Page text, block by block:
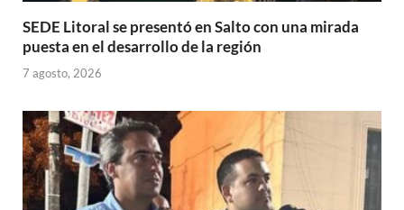
SEDE Litoral se presentó en Salto con una mirada
puesta en el desarrollo de la región
7 agosto, 2026